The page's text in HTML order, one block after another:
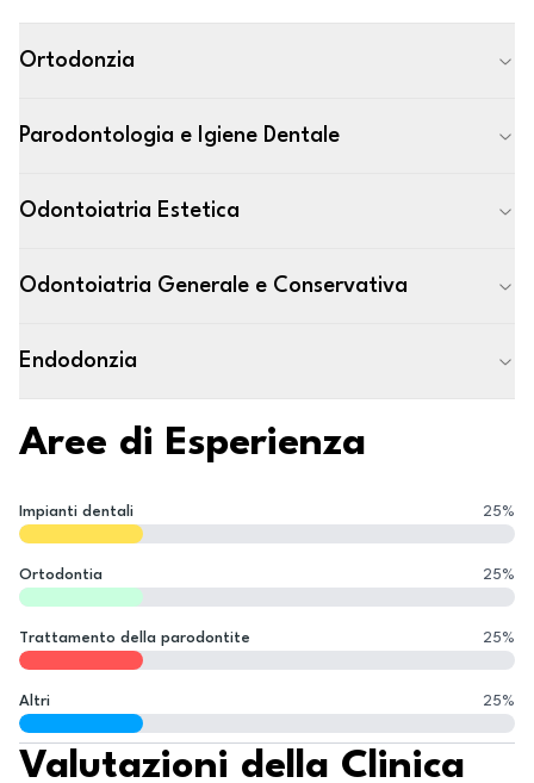
Ortodonzia
Parodontologia e Igiene Dentale
Odontoiatria Estetica
Odontoiatria Generale e Conservativa
Endodonzia
Aree di Esperienza
Impianti dentali 25%
Ortodontia 25%
Trattamento della parodontite 25%
Altri 25%
Valutazioni della Clinica